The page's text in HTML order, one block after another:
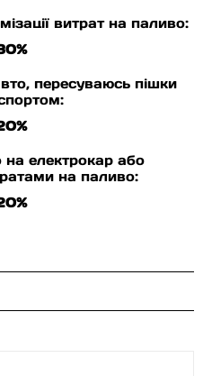
витрат на паливо:
пересуваюсь пішки
електрокар або
на паливо: